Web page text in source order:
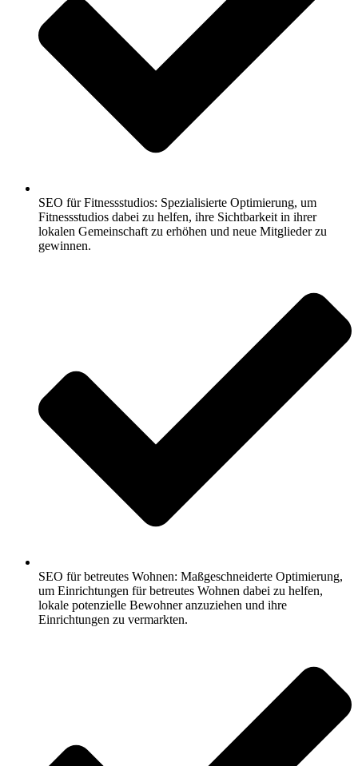
SEO für Fitnessstudios: Spezialisierte Optimierung, um
Fitnessstudios dabei zu helfen, ihre Sichtbarkeit in ihrer
lokalen Gemeinschaft zu erhöhen und neue Mitglieder zu
gewinnen.
SEO für betreutes Wohnen: Maßgeschneiderte Optimierung,
um Einrichtungen für betreutes Wohnen dabei zu helfen,
lokale potenzielle Bewohner anzuziehen und ihre
Einrichtungen zu vermarkten.